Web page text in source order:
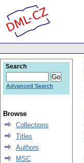
Search
Advanced Search
Browse
Collections
Titles
Authors
MSC